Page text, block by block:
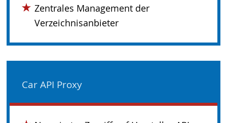
Zentrales Management der
Verzeichnisanbieter
Car API Proxy